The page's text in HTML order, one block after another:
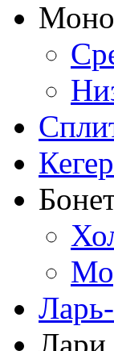
Лари